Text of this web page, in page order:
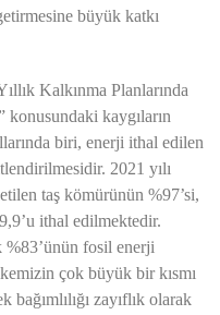
büyük katkı
Kalkınma Planlarında
konusundaki kaygıların
biri, enerji ithal edilen
2021 yılı
taş kömürünün %97’si,
ithal edilmektedir.
fosil enerji
çok büyük bir kısmı
zayıflık olarak